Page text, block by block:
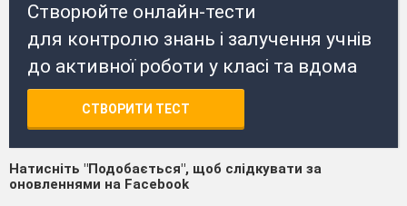
Створюйте онлайн-тести
для контролю знань і залучення учнів
до активної роботи у класі та вдома
СТВОРИТИ ТЕСТ
Натисніть "Подобається", щоб слідкувати за
оновленнями на Facebook